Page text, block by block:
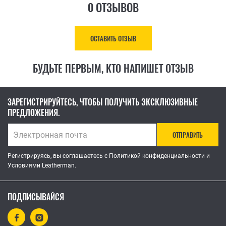
0 ОТЗЫВОВ
ОСТАВИТЬ ОТЗЫВ
БУДЬТЕ ПЕРВЫМ, КТО НАПИШЕТ ОТЗЫВ
ЗАРЕГИСТРИРУЙТЕСЬ, ЧТОБЫ ПОЛУЧИТЬ ЭКСКЛЮЗИВНЫЕ
ПРЕДЛОЖЕНИЯ.
ОТПРАВИТЬ
Регистрируясь, вы соглашаетесь с Политикой конфиденциальности и
Условиями Leatherman.
ПОДПИСЫВАЙСЯ